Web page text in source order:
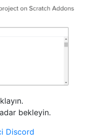
bekleyin.
Discord